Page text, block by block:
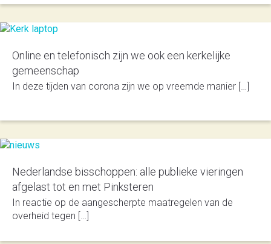
Online en telefonisch zijn we ook een kerkelijke
gemeenschap
In deze tijden van corona zijn we op vreemde manier […]
Nederlandse bisschoppen: alle publieke vieringen
afgelast tot en met Pinksteren
In reactie op de aangescherpte maatregelen van de
overheid tegen […]